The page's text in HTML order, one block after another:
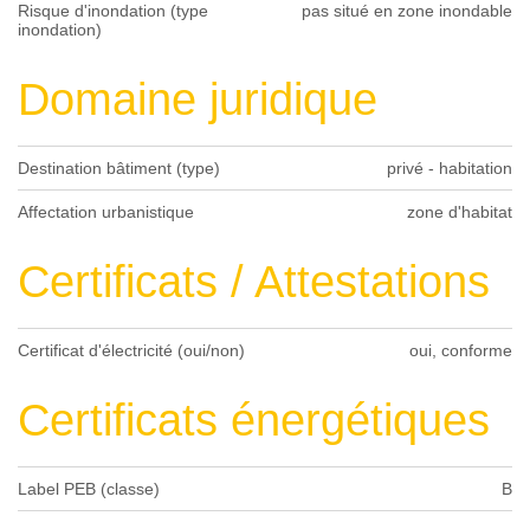
Risque d'inondation (type
inondation)
pas situé en zone inondable
Domaine juridique
Destination bâtiment (type) privé - habitation
Affectation urbanistique zone d'habitat
Certificats / Attestations
Certificat d'électricité (oui/non) oui, conforme
Certificats énergétiques
Label PEB (classe) B